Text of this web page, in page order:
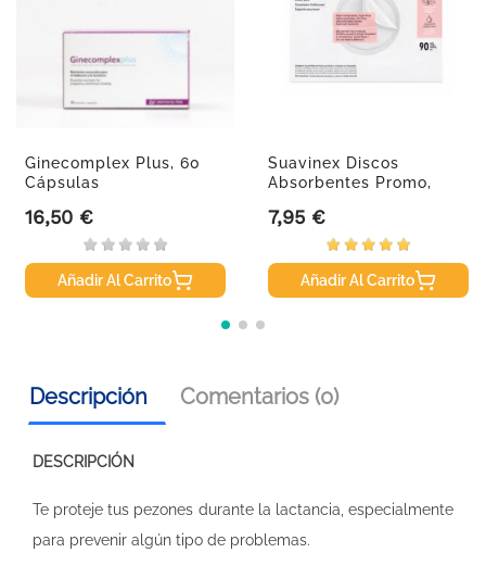
Ginecomplex Plus, 60
Cápsulas
Precio
16,50 €
Añadir Al Carrito
Suavinex Discos
Absorbentes Promo,
Precio
7,95 €
Añadir Al Carrito
Descripción Comentarios (0)
DESCRIPCIÓN
Te proteje tus pezones durante la lactancia, especialmente
para prevenir algún tipo de problemas.